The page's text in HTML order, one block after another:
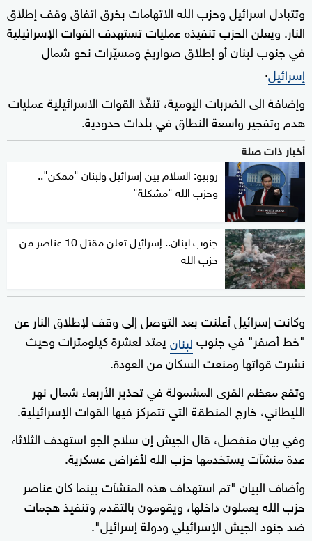
وتتبادل اسرائيل وحزب الله الاتهامات بخرق اتفاق وقف إطلاق
النار. ويعلن الحزب تنفيذه عمليات تستهدف القوات الإسرائيلية
في جنوب لبنان أو إطلاق صواريخ ومسيّرات نحو شمال
إسرائيل.
وإضافة الى الضربات اليومية، تنفّذ القوات الاسرائيلية عمليات
هدم وتفجير واسعة النطاق في بلدات حدودية.
أخبار ذات صلة
روبيو: السلام بين إسرائيل ولبنان "ممكن"..
وحزب الله "مشكلة"
جنوب لبنان.. إسرائيل تعلن مقتل 10 عناصر من
حزب الله
وكانت إسرائيل أعلنت بعد التوصل إلى وقف لإطلاق النار عن
"خط أصفر" في جنوبلبنانيمتد لعشرة كيلومترات وحيث
نشرت قواتها ومنعت السكان من العودة.
وتقع معظم القرى المشمولة في تحذير الأربعاء شمال نهر
الليطاني، خارج المنطقة التي تتمركز فيها القوات الإسرائيلية.
وفي بيان منفصل، قال الجيش إن سلاح الجو استهدف الثلاثاء
عدة منشآت يستخدمها حزب الله لأغراض عسكرية.
وأضاف البيان "تم استهداف هذه المنشآت بينما كان عناصر
حزب الله يعملون داخلها، ويقومون بالتقدم وتنفيذ هجمات
ضد جنود الجيش الإسرائيلي ودولة إسرائيل".